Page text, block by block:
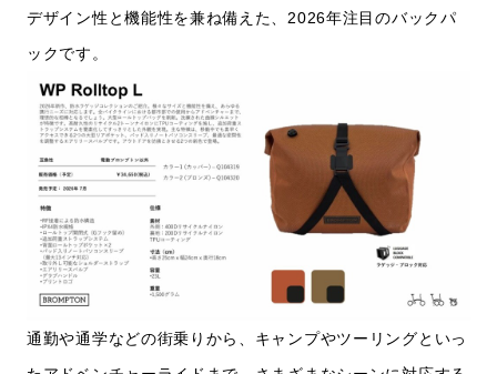
デザイン性と機能性を兼ね備えた、2026年注目のバックパ
ックです。
通勤や通学などの街乗りから、キャンプやツーリングといっ